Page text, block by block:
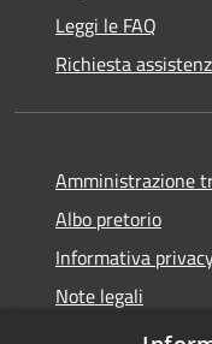
Leggi le FAQ
Richiesta
Amministrazione
Albo pretorio
Informativa
Note legali
Dichiarazione di